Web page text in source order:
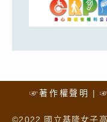
☞著作權聲明
©2022 國立基隆女子